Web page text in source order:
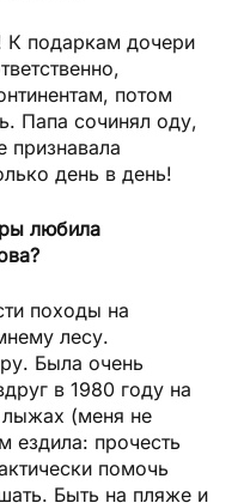
подаркам дочери
потом
Папа сочинял оду,
признавала
день в день!
любила
походы на
лесу.
Была очень
в 1980 году на
лыжах (меня не
ездила: прочесть
помочь
Быть на пляже и